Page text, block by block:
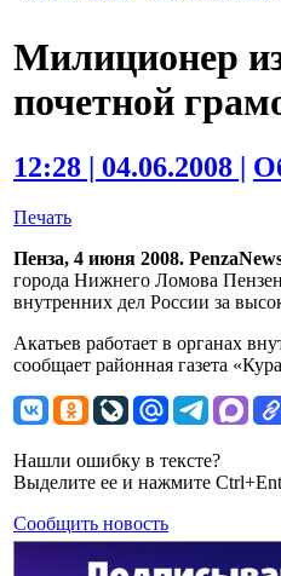
Милиционер
почетной
12:28 | 04.06.2008 |
Печать
Пенза, 4 июня 2008.
города Нижнего Ломова
внутренних дел России за
Акатьев работает в органах
сообщает районная газета
Нашли ошибку в тексте?
Выделите ее и нажмите
Сообщить новость